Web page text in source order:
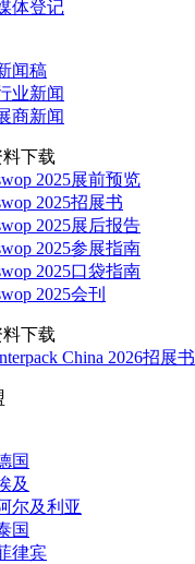
体登记
闻稿
业新闻
商新闻
料下载
2025展前预览
2025招展书
2025展后报告
2025参展指南
2025口袋指南
2025会刊
料下载
China 2026招展书
国
及
尔及利亚
国
律宾